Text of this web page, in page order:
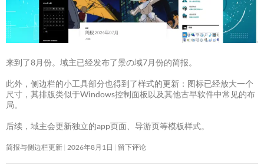
来到了8月份。域主已经发布了景の域7月份的简报。
此外，侧边栏的小工具部分也得到了样式的更新：图标已经放大一个
尺寸，其排版类似于Windows控制面板以及其他古早软件中常见的布
局。
后续，域主会更新独立的app页面、导游页等模板样式。
简报与侧边栏更新 2026年8月1日 留下评论